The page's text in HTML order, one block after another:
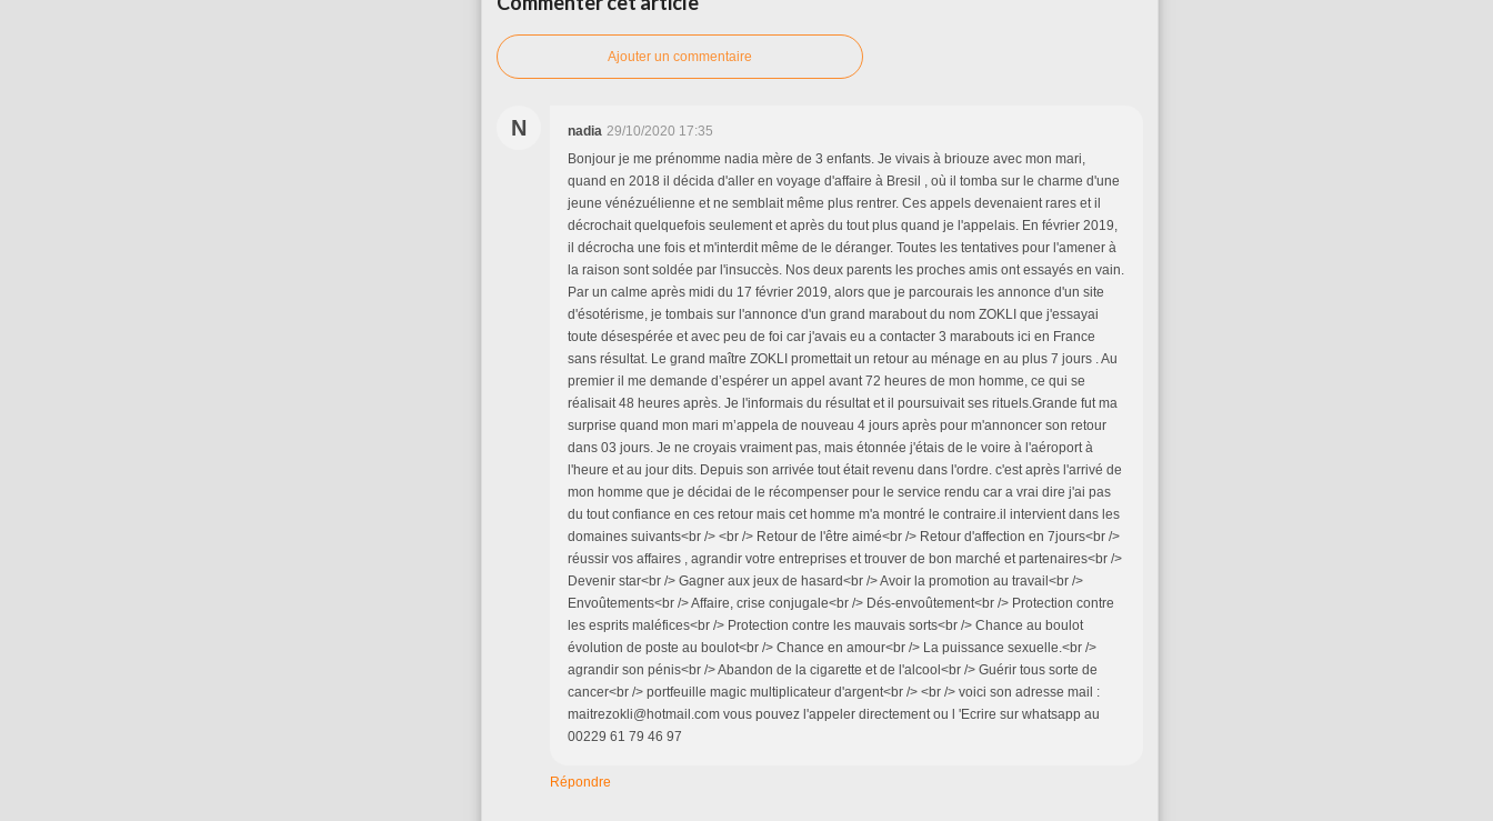
Ajouter un commentaire
N nadia 29/10/2020 17:35
Bonjour je me prénomme nadia mère de 3 enfants. Je vivais à briouze avec mon mari,
quand en 2018 il décida d'aller en voyage d'affaire à Bresil , où il tomba sur le charme d'une
jeune vénézuélienne et ne semblait même plus rentrer. Ces appels devenaient rares et il
décrochait quelquefois seulement et après du tout plus quand je l'appelais. En février 2019,
il décrocha une fois et m'interdit même de le déranger. Toutes les tentatives pour l'amener à
la raison sont soldée par l'insuccès. Nos deux parents les proches amis ont essayés en vain.
Par un calme après midi du 17 février 2019, alors que je parcourais les annonce d'un site
d'ésotérisme, je tombais sur l'annonce d'un grand marabout du nom ZOKLI que j'essayai
toute désespérée et avec peu de foi car j'avais eu a contacter 3 marabouts ici en France
sans résultat. Le grand maître ZOKLI promettait un retour au ménage en au plus 7 jours . Au
premier il me demande d’espérer un appel avant 72 heures de mon homme, ce qui se
réalisait 48 heures après. Je l'informais du résultat et il poursuivait ses rituels.Grande fut ma
surprise quand mon mari m’appela de nouveau 4 jours après pour m'annoncer son retour
dans 03 jours. Je ne croyais vraiment pas, mais étonnée j'étais de le voire à l'aéroport à
l'heure et au jour dits. Depuis son arrivée tout était revenu dans l'ordre. c'est après l'arrivé de
mon homme que je décidai de le récompenser pour le service rendu car a vrai dire j'ai pas
du tout confiance en ces retour mais cet homme m'a montré le contraire.il intervient dans les
domaines suivants<br /> <br /> Retour de l'être aimé<br /> Retour d'affection en 7jours<br />
réussir vos affaires , agrandir votre entreprises et trouver de bon marché et partenaires<br />
Devenir star<br /> Gagner aux jeux de hasard<br /> Avoir la promotion au travail<br />
Envoûtements<br /> Affaire, crise conjugale<br /> Dés-envoûtement<br /> Protection contre
les esprits maléfices<br /> Protection contre les mauvais sorts<br /> Chance au boulot
évolution de poste au boulot<br /> Chance en amour<br /> La puissance sexuelle.<br />
agrandir son pénis<br /> Abandon de la cigarette et de l'alcool<br /> Guérir tous sorte de
cancer<br /> portfeuille magic multiplicateur d'argent<br /> <br /> voici son adresse mail :
maitrezokli@hotmail.com vous pouvez l'appeler directement ou l 'Ecrire sur whatsapp au
00229 61 79 46 97
Répondre